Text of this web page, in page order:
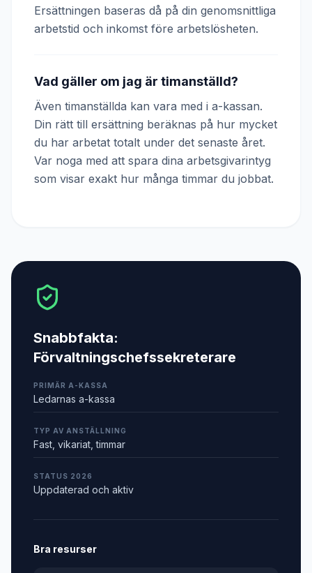
Ersättningen baseras då på din genomsnittliga
arbetstid och inkomst före arbetslösheten.
Vad gäller om jag är timanställd?
Även timanställda kan vara med i a-kassan.
Din rätt till ersättning beräknas på hur mycket
du har arbetat totalt under det senaste året.
Var noga med att spara dina arbetsgivarintyg
som visar exakt hur många timmar du jobbat.
Snabbfakta:
Förvaltningschefssekreterare
PRIMÄR A-KASSA
Ledarnas a-kassa
TYP AV ANSTÄLLNING
Fast, vikariat, timmar
STATUS 2026
Uppdaterad och aktiv
Bra resurser